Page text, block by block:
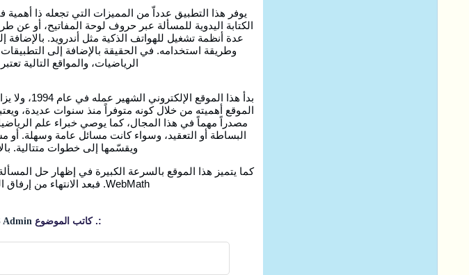
يوفر هذا التطبيق عدداّ من المميزات التي تجعله ذا
الكتابة اليدوية للمسألة عبر حروف لوحة المفاتيح، أو عن
عدة أنظمة تشغيل للهواتف الذكية مثل أندرويد.
وطريقة استخدامه. في الحقيقة بالإضافة إلى
الرياضيات، والمواقع التالية
الموقع أهميته من خلال كونه متوفراً منذ سنوات عديدة،
البساطة أو التعقيد، وسواء كانت مسائل عامة وسهلة.
ويقسّمها إلى خطوات متتالية.
كما يتميز هذا الموقع بالسرعة الكبيرة في إظهار حل
WebMath. فبعد الانتهاء من إرفاق المسألة المطلوبة، والنقر على أمر Solve، تظهر النتيجة المطلوبة على الفور.
:. كاتب الموضوع Admin